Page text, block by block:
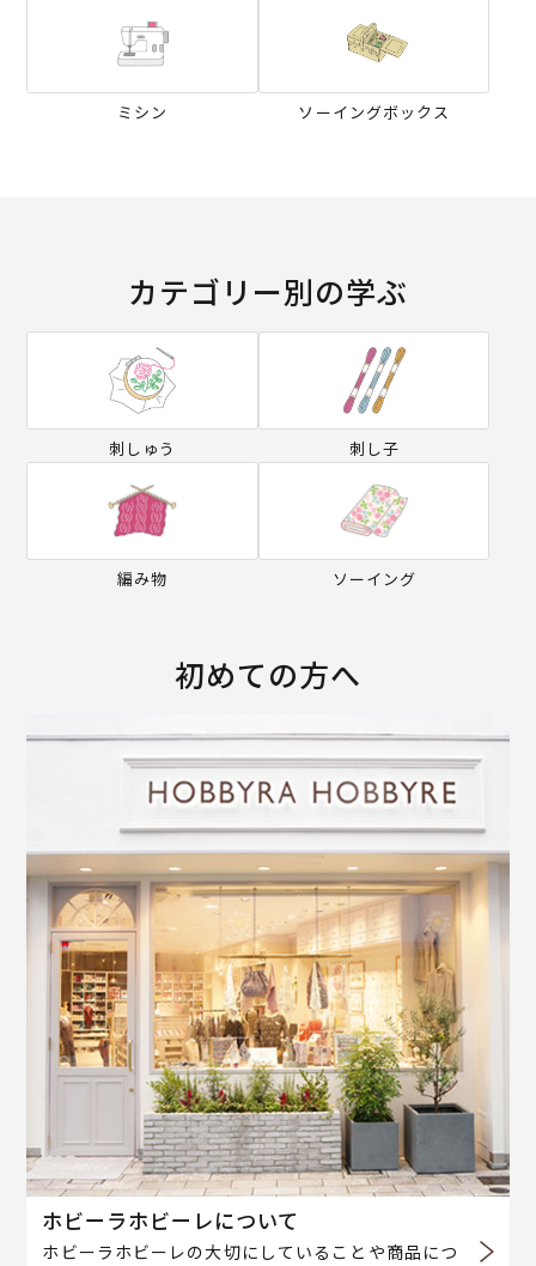
ミシン ソーイングボックス
カテゴリー別の学ぶ
刺しゅう 刺し子
編み物 ソーイング
初めての方へ
ホビーラホビーレについて
ホビーラホビーレの大切にしていることや商品につ